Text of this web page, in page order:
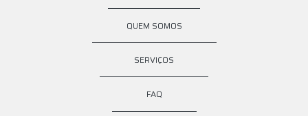
Empresa de coleta de resíduos orgânicos
Empresa de locação de caçambas
Empresa de transporte de resíduos
QUEM SOMOS
SERVIÇOS
FAQ